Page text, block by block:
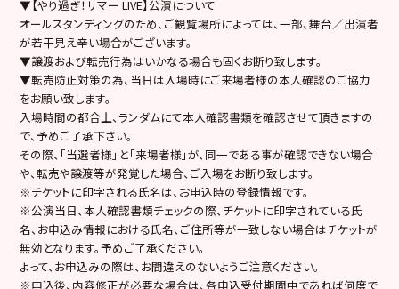
▼【やり過ぎ！サマー LIVE】公演について
オールスタンディングのため、ご観覧場所によっては、一部、舞台／出演者
が若干見え辛い場合がございます。
▼譲渡および転売行為はいかなる場合も固くお断り致します。
▼転売防止対策の為、当日は入場時にご来場者様の本人確認のご協力
をお願い致します。
入場時間の都合上、ランダムにて本人確認書類を確認させて頂きますの
で、予めご了承下さい。
その際、「当選者様」と「来場者様」が、同一である事が確認できない場合
や、転売や譲渡等が発覚した場合、ご入場をお断り致します。
※チケットに印字される氏名は、お申込時の登録情報です。
※公演当日、本人確認書類チェックの際、チケットに印字されている氏
名、お申込み情報における氏名、ご住所等が一致しない場合はチケットが
無効となります。予めご了承ください。
よって、お申込みの際は、お間違えのないようご注意ください。
※申込後、内容修正が必要な場合は、各申込受付期間中であれば何度で